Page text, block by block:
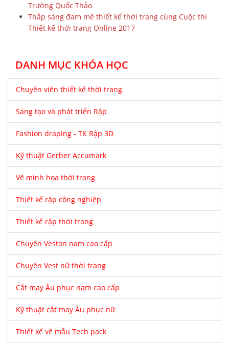
Trường Quốc Thảo
Thắp sáng đam mê thiết kế thời trang cùng Cuộc thi
Thiết kế thời trang Online 2017
DANH MỤC KHÓA HỌC
Chuyên viên thiết kế thời trang
Sáng tạo và phát triển Rập
Fashion draping - TK Rập 3D
Kỹ thuật Gerber Accumark
Vẽ minh họa thời trang
Thiết kế rập công nghiệp
Thiết kế rập thời trang
Chuyên Veston nam cao cấp
Chuyên Vest nữ thời trang
Cắt may Âu phục nam cao cấp
Kỹ thuật cắt may Âu phục nữ
Thiết kế vẽ mẫu Tech pack